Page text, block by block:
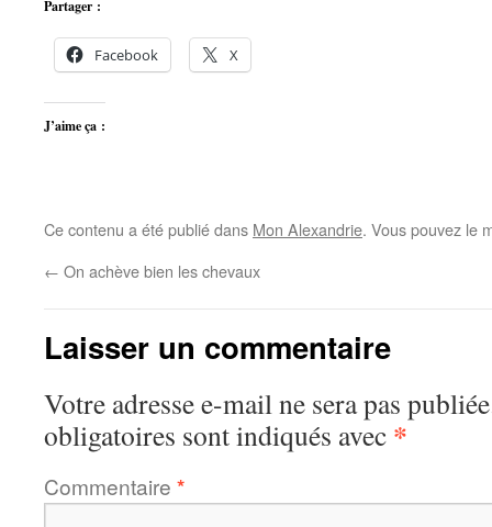
Partager :
Facebook X
J’aime ça :
Ce contenu a été publié dans Mon Alexandrie. Vous pouvez le
← On achève bien les chevaux
Laisser un commentaire
Votre adresse e-mail ne sera pas
obligatoires sont indiqués avec *
Commentaire *